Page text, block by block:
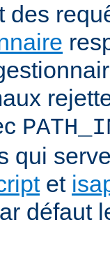
des
qui
et
défaut